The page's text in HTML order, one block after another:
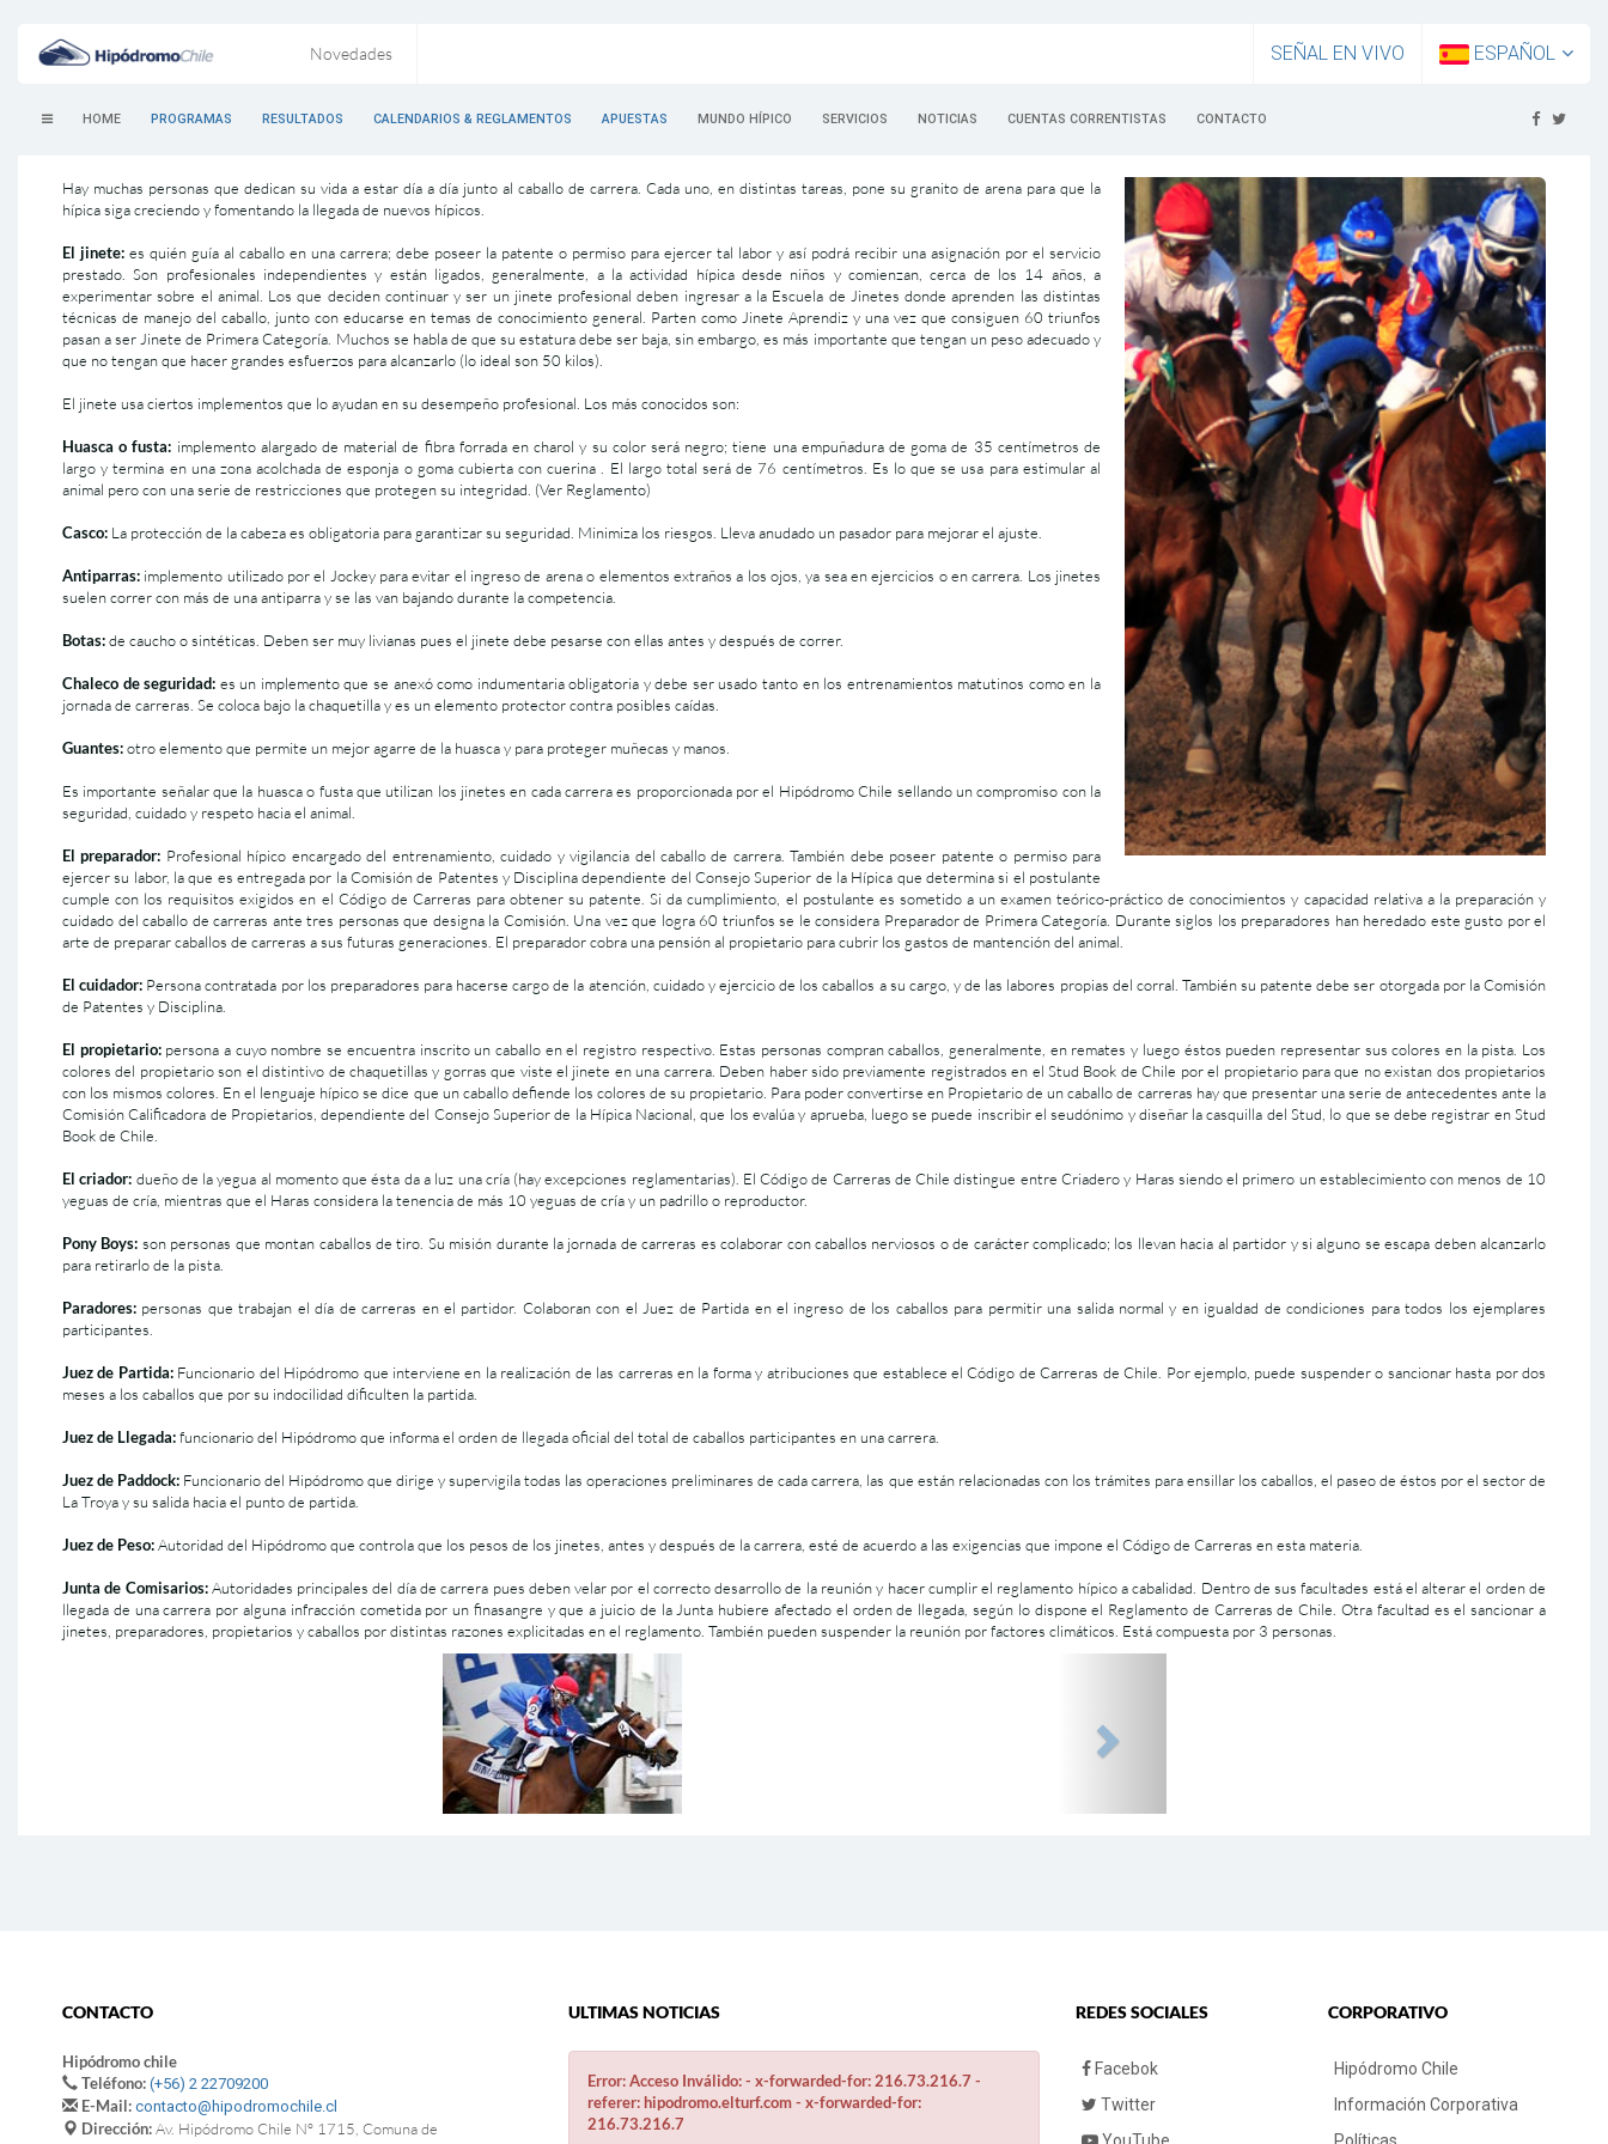
Novedades SEÑAL EN VIVO ESPAÑOL
HOME PROGRAMAS RESULTADOS CALENDARIOS & REGLAMENTOS APUESTAS MUNDO HÍPICO SERVICIOS NOTICIAS CUENTAS CORRENTISTAS CONTACTO
Hay muchas personas que dedican su vida a estar día a día junto al caballo de carrera. Cada uno, en distintas tareas, pone su granito de arena para que la
hípica siga creciendo y fomentando la llegada de nuevos hípicos.
El jinete: es quién guía al caballo en una carrera; debe poseer la patente o permiso para ejercer tal labor y así podrá recibir una asignación por el servicio
prestado. Son profesionales independientes y están ligados, generalmente, a la actividad hípica desde niños y comienzan, cerca de los 14 años, a
experimentar sobre el animal. Los que deciden continuar y ser un jinete profesional deben ingresar a la Escuela de Jinetes donde aprenden las distintas
técnicas de manejo del caballo, junto con educarse en temas de conocimiento general. Parten como Jinete Aprendiz y una vez que consiguen 60 triunfos
pasan a ser Jinete de Primera Categoría. Muchos se habla de que su estatura debe ser baja, sin embargo, es más importante que tengan un peso adecuado y
que no tengan que hacer grandes esfuerzos para alcanzarlo (lo ideal son 50 kilos).
El jinete usa ciertos implementos que lo ayudan en su desempeño profesional. Los más conocidos son:
Huasca o fusta: implemento alargado de material de fibra forrada en charol y su color será negro; tiene una empuñadura de goma de 35 centímetros de
largo y termina en una zona acolchada de esponja o goma cubierta con cuerina . El largo total será de 76 centímetros. Es lo que se usa para estimular al
animal pero con una serie de restricciones que protegen su integridad. (Ver Reglamento)
Casco: La protección de la cabeza es obligatoria para garantizar su seguridad. Minimiza los riesgos. Lleva anudado un pasador para mejorar el ajuste.
Antiparras: implemento utilizado por el Jockey para evitar el ingreso de arena o elementos extraños a los ojos, ya sea en ejercicios o en carrera. Los jinetes
suelen correr con más de una antiparra y se las van bajando durante la competencia.
Botas:de caucho o sintéticas. Deben ser muy livianas pues el jinete debe pesarse con ellas antes y después de correr.
Chaleco de seguridad: es un implemento que se anexó como indumentaria obligatoria y debe ser usado tanto en los entrenamientos matutinos como en la
jornada de carreras. Se coloca bajo la chaquetilla y es un elemento protector contra posibles caídas.
Guantes:otro elemento que permite un mejor agarre de la huasca y para proteger muñecas y manos.
Es importante señalar que la huasca o fusta que utilizan los jinetes en cada carrera es proporcionada por el Hipódromo Chile sellando un compromiso con la
seguridad, cuidado y respeto hacia el animal.
El preparador: Profesional hípico encargado del entrenamiento, cuidado y vigilancia del caballo de carrera. También debe poseer patente o permiso para
ejercer su labor, la que es entregada por la Comisión de Patentes y Disciplina dependiente del Consejo Superior de la Hípica que determina si el postulante
cumple con los requisitos exigidos en el Código de Carreras para obtener su patente. Si da cumplimiento, el postulante es sometido a un examen teórico-práctico de conocimientos y capacidad relativa a la preparación y
cuidado del caballo de carreras ante tres personas que designa la Comisión. Una vez que logra 60 triunfos se le considera Preparador de Primera Categoría. Durante siglos los preparadores han heredado este gusto por el
arte de preparar caballos de carreras a sus futuras generaciones. El preparador cobra una pensión al propietario para cubrir los gastos de mantención del animal.
El cuidador: Persona contratada por los preparadores para hacerse cargo de la atención, cuidado y ejercicio de los caballos a su cargo, y de las labores propias del corral. También su patente debe ser otorgada por la Comisión
de Patentes y Disciplina.
El propietario:persona a cuyo nombre se encuentra inscrito un caballo en el registro respectivo. Estas personas compran caballos, generalmente, en remates y luego éstos pueden representar sus colores en la pista. Los
colores del propietario son el distintivo de chaquetillas y gorras que viste el jinete en una carrera. Deben haber sido previamente registrados en el Stud Book de Chile por el propietario para que no existan dos propietarios
con los mismos colores. En el lenguaje hípico se dice que un caballo defiende los colores de su propietario. Para poder convertirse en Propietario de un caballo de carreras hay que presentar una serie de antecedentes ante la
Comisión Calificadora de Propietarios, dependiente del Consejo Superior de la Hípica Nacional, que los evalúa y aprueba, luego se puede inscribir el seudónimo y diseñar la casquilla del Stud, lo que se debe registrar en Stud
Book de Chile.
El criador: dueño de la yegua al momento que ésta da a luz una cría (hay excepciones reglamentarias). El Código de Carreras de Chile distingue entre Criadero y Haras siendo el primero un establecimiento con menos de 10
yeguas de cría, mientras que el Haras considera la tenencia de más 10 yeguas de cría y un padrillo o reproductor.
Pony Boys: son personas que montan caballos de tiro. Su misión durante la jornada de carreras es colaborar con caballos nerviosos o de carácter complicado; los llevan hacia al partidor y si alguno se escapa deben alcanzarlo
para retirarlo de la pista.
Paradores: personas que trabajan el día de carreras en el partidor. Colaboran con el Juez de Partida en el ingreso de los caballos para permitir una salida normal y en igualdad de condiciones para todos los ejemplares
participantes.
Juez de Partida:Funcionario del Hipódromo que interviene en la realización de las carreras en la forma y atribuciones que establece el Código de Carreras de Chile. Por ejemplo, puede suspender o sancionar hasta por dos
meses a los caballos que por su indocilidad dificulten la partida.
Juez de Llegada:funcionario del Hipódromo que informa el orden de llegada oficial del total de caballos participantes en una carrera.
Juez de Paddock: Funcionario del Hipódromo que dirige y supervigila todas las operaciones preliminares de cada carrera, las que están relacionadas con los trámites para ensillar los caballos, el paseo de éstos por el sector de
La Troya y su salida hacia el punto de partida.
Juez de Peso:Autoridad del Hipódromo que controla que los pesos de los jinetes, antes y después de la carrera, esté de acuerdo a las exigencias que impone el Código de Carreras en esta materia.
Junta de Comisarios:Autoridades principales del día de carrera pues deben velar por el correcto desarrollo de la reunión y hacer cumplir el reglamento hípico a cabalidad. Dentro de sus facultades está el alterar el orden de
llegada de una carrera por alguna infracción cometida por un finasangre y que a juicio de la Junta hubiere afectado el orden de llegada, según lo dispone el Reglamento de Carreras de Chile. Otra facultad es el sancionar a
jinetes, preparadores, propietarios y caballos por distintas razones explicitadas en el reglamento. También pueden suspender la reunión por factores climáticos. Está compuesta por 3 personas.
-
CONTACTO
Hipódromo chile
Teléfono: (+56) 2 22709200
E-Mail: contacto@hipodromochile.cl
Dirección:Av. Hipódromo Chile Nº 1715, Comuna de
ULTIMAS NOTICIAS REDES SOCIALES
Facebok
Twitter
CORPORATIVO
Hipódromo Chile
Información Corporativa